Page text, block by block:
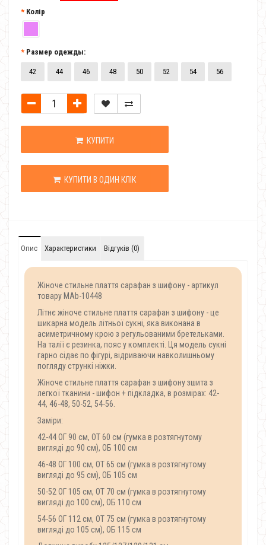
Колір
Размер одежды:
42 44 46 48 50 52 54 56
КУПИТИ
КУПИТИ В ОДИН КЛІК
Опис Характеристики Відгуків (0)
Жіноче стильне плаття сарафан з шифону - артикул
товару MAb-10448
Літнє жіноче стильне плаття сарафан з шифону - це
шикарна модель літньої сукні, яка виконана в
асиметричному крою з регульованими бретельками.
На талії є резинка, пояс у комплекті. Ця модель сукні
гарно сідає по фігурі, відриваючи навколишньому
погляду стрункі ніжки.
Жіноче стильне плаття сарафан з шифону зшита з
легкої тканини - шифон + підкладка, в розмірах: 42-
44, 46-48, 50-52, 54-56.
Заміри:
42-44 ОГ 90 см, ОТ 60 см (гумка в розтягнутому
вигляді до 90 см), ОБ 100 см
46-48 ОГ 100 см, ОТ 65 см (гумка в розтягнутому
вигляді до 95 см), ОБ 105 см
50-52 ОГ 105 см, ОТ 70 см (гумка в розтягнутому
вигляді до 100 см), ОБ 110 см
54-56 ОГ 112 см, ОТ 75 см (гумка в розтягнутому
вигляді до 105 см), ОБ 115 см